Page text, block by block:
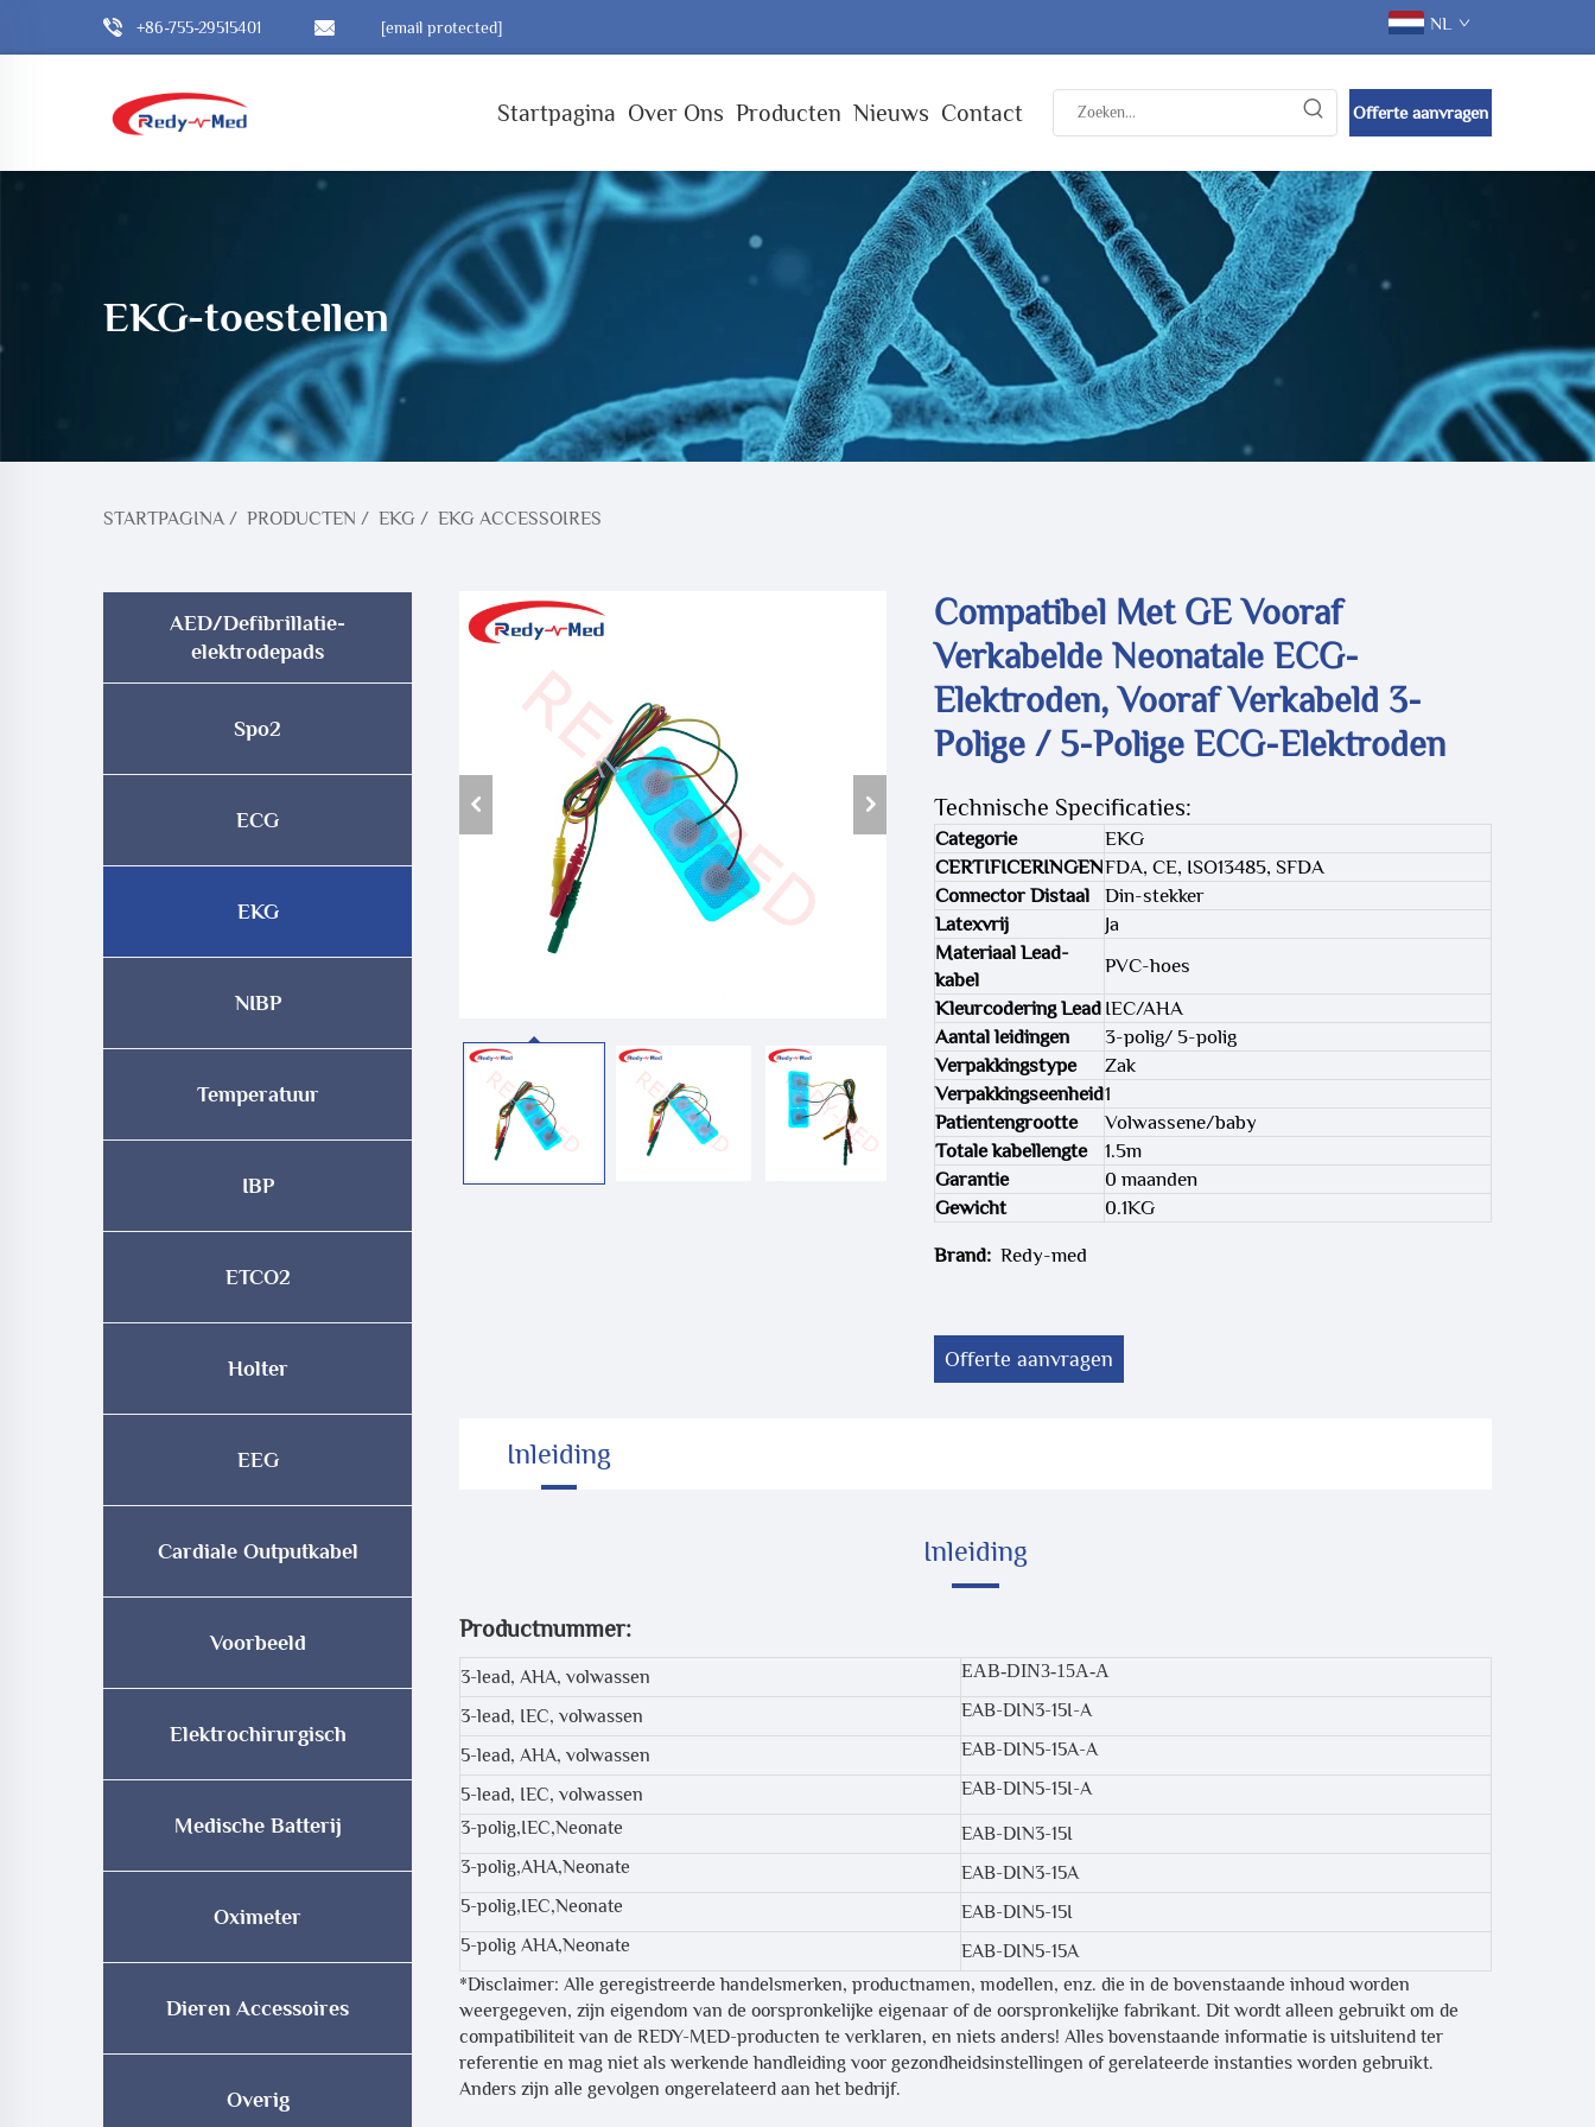
+86-755-29515401 [email protected] NL
Startpagina Over Ons Producten Nieuws Contact Offerte aanvragen
EKG-toestellen
STARTPAGINA/ PRODUCTEN / EKG / EKG ACCESSOIRES
AED/Defibrillatie-
elektrodepads
Spo2
ECG
EKG
NIBP
Temperatuur
IBP
ETCO2
Holter
EEG
Cardiale Outputkabel
Voorbeeld
Elektrochirurgisch
Medische Batterij
Oximeter
Dieren Accessoires
Overig
Compatibel Met GE Vooraf
Verkabelde Neonatale ECG-
Elektroden, Vooraf Verkabeld 3-
Polige / 5-Polige ECG-Elektroden
Technische Specificaties:
Categorie
EKG
CERTIFICERINGENFDA, CE, ISO13485, SFDA
Connector Distaal
Din-stekker
Latexvrij
Ja
Materiaal Lead-
kabel
PVC-hoes
Kleurcodering Lead IEC/AHA
Aantal leidingen
3-polig/ 5-polig
Verpakkingstype
Zak
Verpakkingseenheid1
Patientengrootte
Volwassene/baby
Totale kabellengte
1.5m
Garantie
0 maanden
Gewicht
0.1KG
Brand: Redy-med
Offerte aanvragen
Inleiding
Inleiding
Productnummer:
3-lead, AHA, volwassen EAB-DIN3-15A-A
3-lead, IEC, volwassen EAB-DIN3-15I-A
5-lead, AHA, volwassen EAB-DIN5-15A-A
5-lead, IEC, volwassen
EAB-DIN5-15I-A
3-polig,IEC,Neonate
EAB-DIN3-15I
3-polig,AHA,Neonate
EAB-DIN3-15A
5-polig,IEC,Neonate
EAB-DIN5-15I
5-polig AHA,Neonate
EAB-DIN5-15A
*Disclaimer: Alle geregistreerde handelsmerken, productnamen, modellen, enz. die in de bovenstaande inhoud worden
weergegeven, zijn eigendom van de oorspronkelijke eigenaar of de oorspronkelijke fabrikant. Dit wordt alleen gebruikt om de
compatibiliteit van de REDY-MED-producten te verklaren, en niets anders! Alles bovenstaande informatie is uitsluitend ter
referentie en mag niet als werkende handleiding voor gezondheidsinstellingen of gerelateerde instanties worden gebruikt.
Anders zijn alle gevolgen ongerelateerd aan het bedrijf.